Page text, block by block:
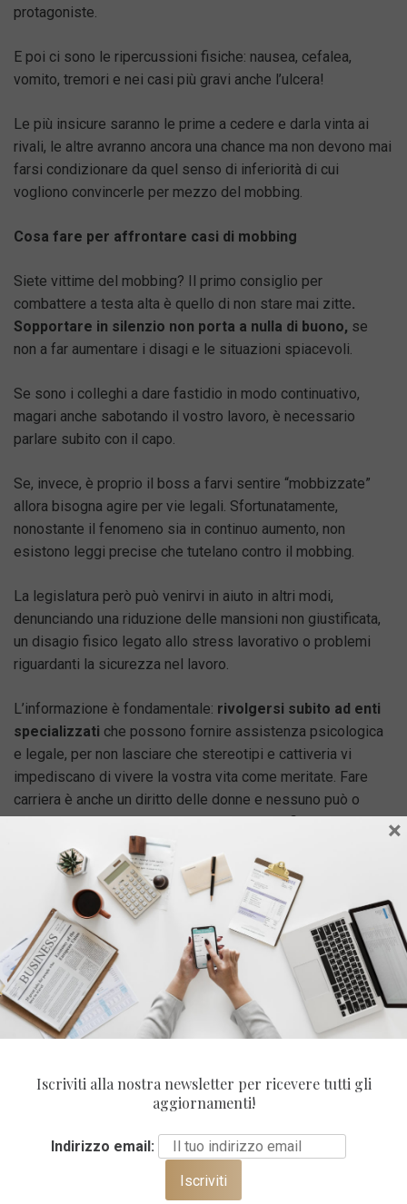
protagoniste.
E poi ci sono le ripercussioni fisiche: nausea, cefalea,
vomito, tremori e nei casi più gravi anche l’ulcera!
Le più insicure saranno le prime a cedere e darla vinta ai
rivali, le altre avranno ancora una chance ma non devono mai
farsi condizionare da quel senso di inferiorità di cui
vogliono convincerle per mezzo del mobbing.
Cosa fare per affrontare casi di mobbing
Siete vittime del mobbing? Il primo consiglio per
combattere a testa alta è quello di non stare mai zitte.
Sopportare in silenzio non porta a nulla di buono, se
non a far aumentare i disagi e le situazioni spiacevoli.
Se sono i colleghi a dare fastidio in modo continuativo,
magari anche sabotando il vostro lavoro, è necessario
parlare subito con il capo.
Se, invece, è proprio il boss a farvi sentire “mobbizzate”
allora bisogna agire per vie legali. Sfortunatamente,
nonostante il fenomeno sia in continuo aumento, non
esistono leggi precise che tutelano contro il mobbing.
La legislatura però può venirvi in aiuto in altri modi,
denunciando una riduzione delle mansioni non giustificata,
un disagio fisico legato allo stress lavorativo o problemi
riguardanti la sicurezza nel lavoro.
L’informazione è fondamentale: rivolgersi subito ad enti
specializzati che possono fornire assistenza psicologica
e legale, per non lasciare che stereotipi e cattiveria vi
impediscano di vivere la vostra vita come meritate. Fare
carriera è anche un diritto delle donne e nessuno può o
deve privarvi di raggiungere gli obiettivi prefissati.
Condividi
Iscriviti alla nostra newsletter per ricevere tutti gli
aggiornamenti!
Indirizzo email:
×